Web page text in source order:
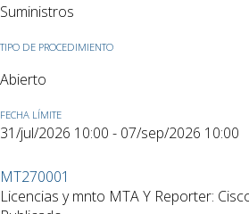
Suministros
TIPO DE PROCEDIMIENTO
Abierto
FECHA LÍMITE
31/jul/2026 10:00 - 07/sep/2026 10:00
MT270001
Licencias y mnto MTA Y Reporter: